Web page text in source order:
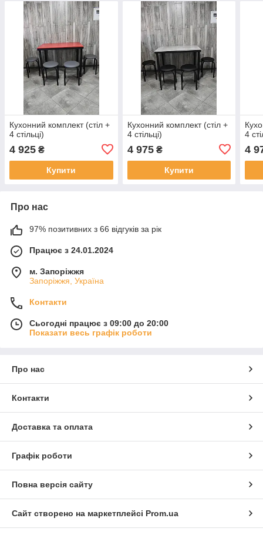
Кухонний комплект (стіл +
4 стільці)
4 925 ₴
Купити
Кухонний комплект (стіл +
4 стільці)
4 975₴
Купити
4
4
Про нас
97% позитивних з 66 відгуків за рік
Працює з 24.01.2024
м. Запоріжжя
Запоріжжя, Україна
Контакти
Сьогодні працює з 09:00 до 20:00
Показати весь графік роботи
Про нас
Контакти
Доставка та оплата
Графік роботи
Повна версія сайту
Сайт створено на маркетплейсі Prom.ua